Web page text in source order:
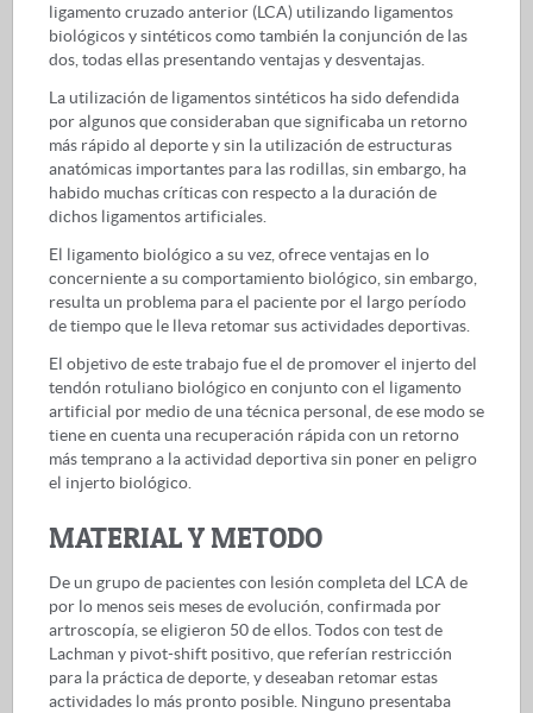
ligamento cruzado anterior (LCA) utilizando ligamentos
biológicos y sintéticos como también la conjunción de las
dos, todas ellas presentando ventajas y desventajas.
La utilización de ligamentos sintéticos ha sido defendida
por algunos que consideraban que significaba un retorno
más rápido al deporte y sin la utilización de estructuras
anatómicas importantes para las rodillas, sin embargo, ha
habido muchas críticas con respecto a la duración de
dichos ligamentos artificiales.
El ligamento biológico a su vez, ofrece ventajas en lo
concerniente a su comportamiento biológico, sin embargo,
resulta un problema para el paciente por el largo período
de tiempo que le lleva retomar sus actividades deportivas.
El objetivo de este trabajo fue el de promover el injerto del
tendón rotuliano biológico en conjunto con el ligamento
artificial por medio de una técnica personal, de ese modo se
tiene en cuenta una recuperación rápida con un retorno
más temprano a la actividad deportiva sin poner en peligro
el injerto biológico.
MATERIAL Y METODO
De un grupo de pacientes con lesión completa del LCA de
por lo menos seis meses de evolución, confirmada por
artroscopía, se eligieron 50 de ellos. Todos con test de
Lachman y pivot-shift positivo, que referían restricción
para la práctica de deporte, y deseaban retomar estas
actividades lo más pronto posible. Ninguno presentaba